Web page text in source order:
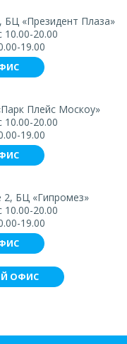
БЦ «Президент Плаза»
10.00-20.00
19.00
Плейс Москоу»
10.00-20.00
19.00
2, БЦ «Гипромез»
10.00-20.00
19.00
ОФИС